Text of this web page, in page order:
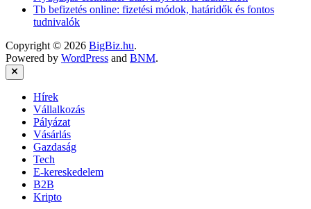
Tb befizetés online: fizetési módok, határidők és fontos
tudnivalók
Copyright © 2026 BigBiz.hu.
Powered by WordPress and BNM.
Close
Hírek
Vállalkozás
Pályázat
Vásárlás
Gazdaság
Tech
E-kereskedelem
B2B
Kripto